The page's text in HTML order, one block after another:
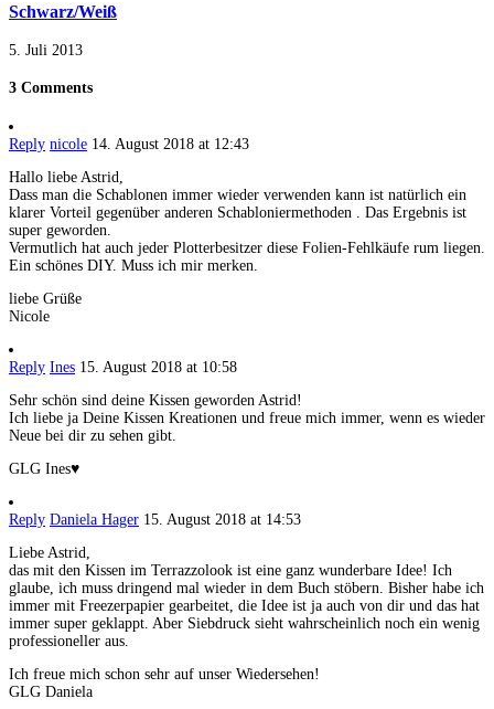
Schwarz/Weiß
5. Juli 2013
3 Comments
Reply nicole 14. August 2018 at 12:43
Hallo liebe Astrid,
Dass man die Schablonen immer wieder verwenden kann ist natürlich ein
klarer Vorteil gegenüber anderen Schabloniermethoden . Das Ergebnis ist
super geworden.
Vermutlich hat auch jeder Plotterbesitzer diese Folien-Fehlkäufe rum liegen.
Ein schönes DIY. Muss ich mir merken.
liebe Grüße
Nicole
Reply Ines 15. August 2018 at 10:58
Sehr schön sind deine Kissen geworden Astrid!
Ich liebe ja Deine Kissen Kreationen und freue mich immer, wenn es wieder
Neue bei dir zu sehen gibt.
GLG Ines♥
Reply Daniela Hager 15. August 2018 at 14:53
Liebe Astrid,
das mit den Kissen im Terrazzolook ist eine ganz wunderbare Idee! Ich
glaube, ich muss dringend mal wieder in dem Buch stöbern. Bisher habe ich
immer mit Freezerpapier gearbeitet, die Idee ist ja auch von dir und das hat
immer super geklappt. Aber Siebdruck sieht wahrscheinlich noch ein wenig
professioneller aus.
Ich freue mich schon sehr auf unser Wiedersehen!
GLG Daniela